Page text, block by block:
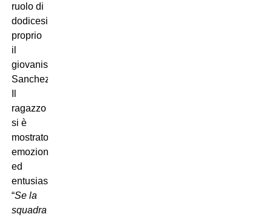
ruolo di
dodicesimo
proprio
il
giovanissimo
Sanchez.
ragazzo
si è
mostrato
emozionato
ed
entusiasta:
“Se la
squadra